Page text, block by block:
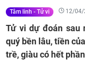
Tâm linh - Tử vi 12/04/
Tử vi dự đoán sau
quý bền lâu, tiền
trề, giàu có hết